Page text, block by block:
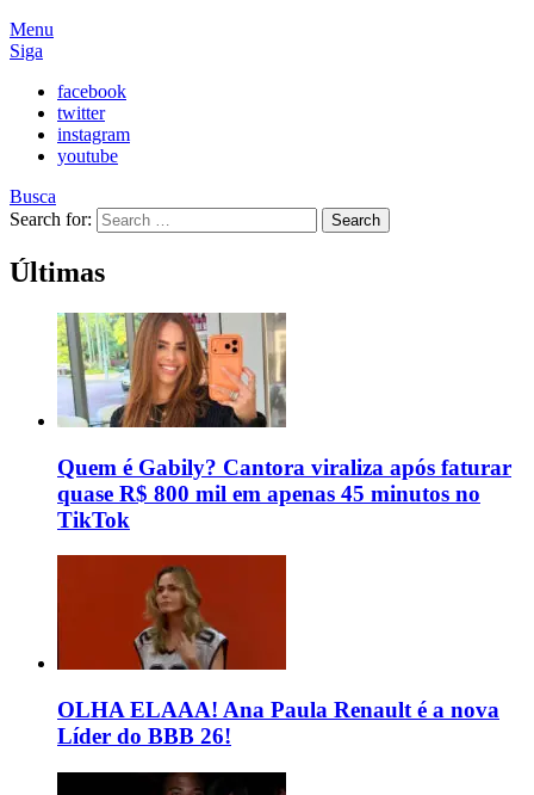
Menu
Siga
facebook
twitter
instagram
youtube
Busca
Search for:
Search
Últimas
Quem é Gabily? Cantora viraliza após faturar
quase R$ 800 mil em apenas 45 minutos no
TikTok
OLHA ELAAA! Ana Paula Renault é a nova
Líder do BBB 26!